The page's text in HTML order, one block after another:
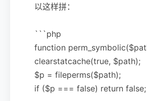
以这样拼：
```php
function
clearstatcache(true, $path);
$p = fileperms($path);
if ($p === false) return false;